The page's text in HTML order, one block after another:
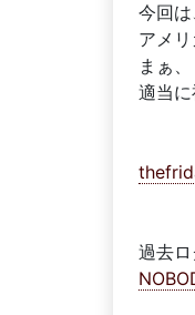
今回は
アメ
まぁ
適当に
過去ロ